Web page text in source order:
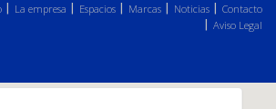
La empresa Espacios Marcas Noticias
Contacto
Aviso Legal